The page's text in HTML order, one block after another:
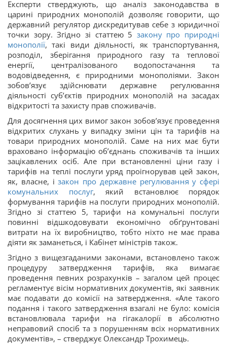
Експерти стверджують, що аналіз законодавства в
царині природних монополій дозволяє говорити, що
державний регулятор дискредитував себе з юридичної
точки зору. Згідно зі статтею 5 закону про природні
монополії, такі види діяльності, як транспортування,
розподіл, зберігання природного газу та теплової
енергії, централізованого водопостачання та
водовідведення, є природними монополіями. Закон
зобов’язує здійснювати державне регулювання
діяльності суб’єктів природних монополій на засадах
відкритості та захисту прав споживачів.
Для досягнення цих вимог закон зобов’язує проведення
відкритих слухань у випадку зміни цін та тарифів на
товари природних монополій. Саме на них має бути
враховано інформацію об’єднань споживачів та інших
зацікавлених осіб. Але при встановленні ціни газу і
тарифів на теплі послуги уряд проігнорував цей закон,
як, власне, ізакон про державне регулювання у сфері
комунальних послуг, який встановлює порядок
формування тарифів на послуги природних монополій.
Згідно зі статтею 5, тарифи на комунальні послуги
повинні відшкодовувати економічно обґрунтовані
витрати на їх виробництво, тобто ніхто не має права
діяти як заманеться, і Кабінет міністрів також.
Згідно з вищезгаданими законами, встановлено також
процедуру затвердження тарифів, яка вимагає
проведення певних розрахунків – загалом цей процес
регламентує вісім нормативних документів, які заявник
має подавати до комісії на затвердження. «Але такого
подання і такого затвердження взагалі не було: комісія
встановлювала тарифи на гігакалорії в абсолютно
неправовий спосіб та з порушенням всіх нормативних
документів», – стверджує Олександр Трохимець.